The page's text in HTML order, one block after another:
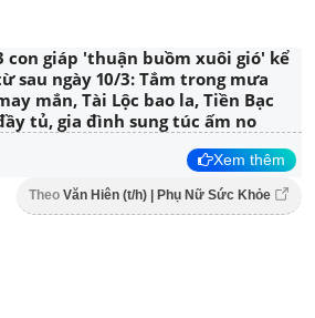
con giáp 'thuận buồm xuôi gió' kể
sau ngày 10/3: Tắm trong mưa
mắn, Tài Lộc bao la, Tiền Bạc
tủ, gia đình sung túc ấm no
Xem thêm
Theo Văn Hiên (t/h) | Phụ Nữ Sức Khỏe